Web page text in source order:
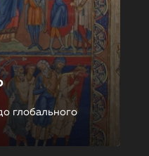
глобального